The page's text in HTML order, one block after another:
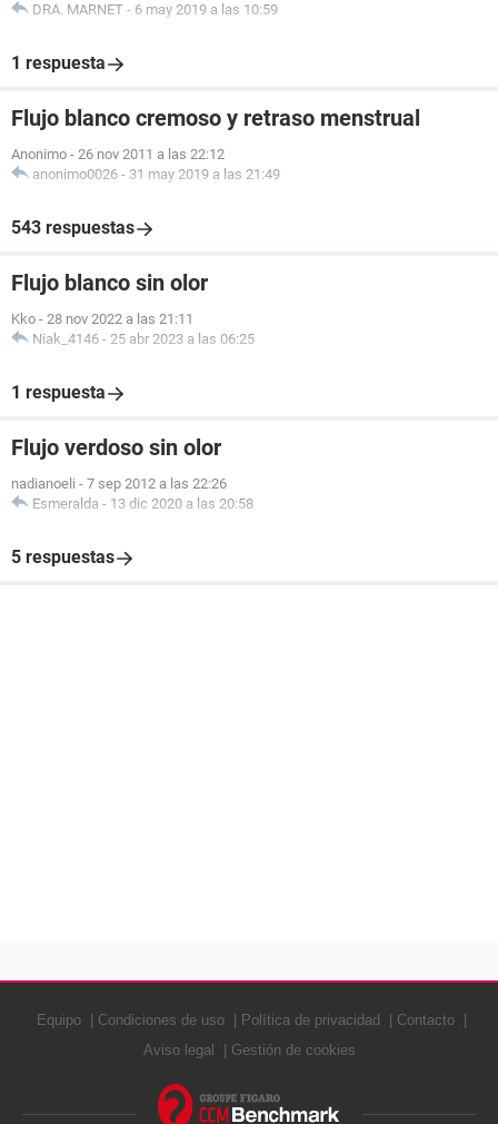
DRA. MARNET - 6 may 2019 a las 10:59
1 respuesta
Flujo blanco cremoso y retraso menstrual
Anonimo - 26 nov 2011 a las 22:12
anonimo0026 - 31 may 2019 a las 21:49
543 respuestas
Flujo blanco sin olor
Kko - 28 nov 2022 a las 21:11
Niak_4146 - 25 abr 2023 a las 06:25
1 respuesta
Flujo verdoso sin olor
nadianoeli - 7 sep 2012 a las 22:26
Esmeralda - 13 dic 2020 a las 20:58
5 respuestas
Equipo Condiciones de uso Política de privacidad
Contacto
Aviso legal
Gestión de cookies